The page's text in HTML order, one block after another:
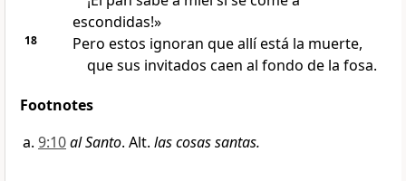
escondidas!»
18
Pero estos ignoran que allí está la muerte,
que sus invitados caen al fondo de la fosa.
Footnotes
9:10al Santo. Alt. las cosas santas.